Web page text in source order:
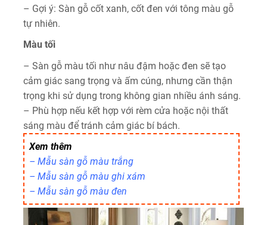
– Gợi ý: Sàn gỗ cốt xanh, cốt đen với tông màu gỗ
tự nhiên.
Màu tối
– Sàn gỗ màu tối như nâu đậm hoặc đen sẽ tạo
cảm giác sang trọng và ấm cúng, nhưng cần thận
trọng khi sử dụng trong không gian nhiều ánh sáng.
– Phù hợp nếu kết hợp với rèm cửa hoặc nội thất
sáng màu để tránh cảm giác bí bách.
Xem thêm
– Mẫu sàn gỗ màu trắng
– Mẫu sàn gỗ màu ghi xám
– Mẫu sàn gỗ màu đen